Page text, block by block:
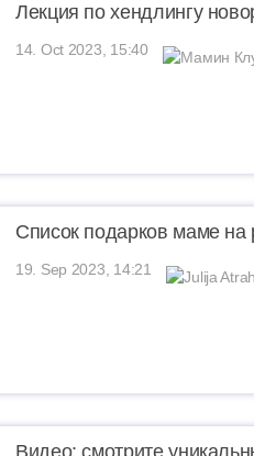
Лекция по хендлингу
14. Oct 2023, 15:40
Список подарков маме на
19. Sep 2023, 14:21
Видео: смотрите